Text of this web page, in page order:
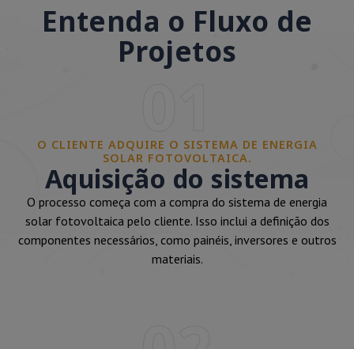
Entenda o Fluxo de
Projetos
O CLIENTE ADQUIRE O SISTEMA DE ENERGIA
SOLAR FOTOVOLTAICA.
Aquisição do sistema
O processo começa com a compra do sistema de energia
solar fotovoltaica pelo cliente. Isso inclui a definição dos
componentes necessários, como painéis, inversores e outros
materiais.